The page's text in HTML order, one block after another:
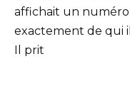
affichait un numéro
exactement de qui
Il prit